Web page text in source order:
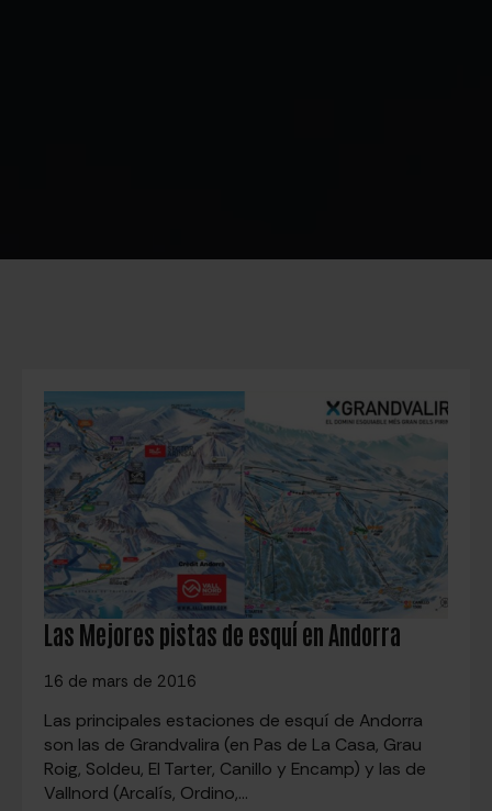
Las Mejores pistas de esquí en Andorra
16 de mars de 2016
Las principales estaciones de esquí de Andorra
son las de Grandvalira (en Pas de La Casa, Grau
Roig, Soldeu, El Tarter, Canillo y Encamp) y las de
Vallnord (Arcalís, Ordino,…